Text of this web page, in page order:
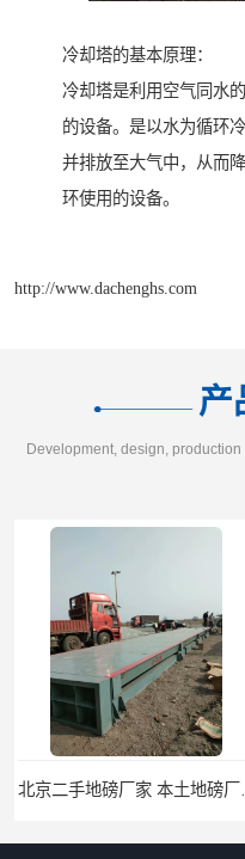
冷却塔的基本原理：
冷却塔是利用空气同水
的设备。是以水为循环
并排放至大气中，从而
环使用的设备。
http://www.dachenghs.com
产
北京二手地磅厂家 本土地磅厂100秒报价